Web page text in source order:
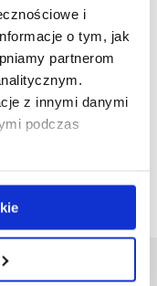
i
o tym, jak
partnerom
z innymi danymi
podczas
Paweł Kuca, prof.
872 11 80
Podyplomowego
tel. 17 872 11 48, 17